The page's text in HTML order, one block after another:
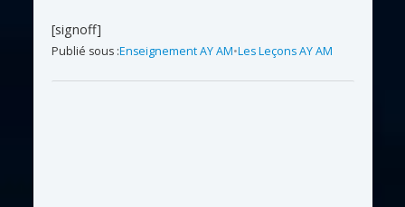
[signoff]
Publié sous :Enseignement AY AM•Les Leçons AY AM